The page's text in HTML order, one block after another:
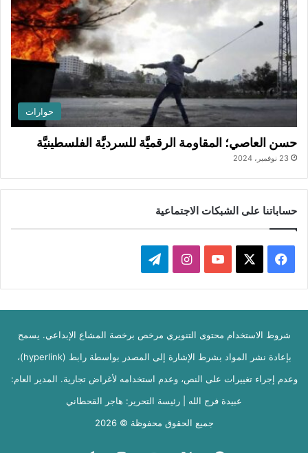
حوارات
حسن العاصي؛ المقاومة الرقميَّة للسرديَّة الفلسطينيَّة
23 نوفمبر، 2024
حساباتنا على الشبكات الاجتماعية
فيسبوك ‫YouTubeانستقرامتيلقرام
شروط الاستخدام محتوى التنويري مرخص برخصة المشاع الإبداعي. يسمح
بإعادة نشر المواد بشرط الإشارة إلى المصدر بواسطة رابط (hyperlink)،
وعدم إجراء تغييرات على النص، وعدم استخدامه لأغراض تجارية. المدير العام:
عبيدة فرج الله | رئيسة التحرير: هاجر القحطاني
جميع الحقوق محفوظة © 2026